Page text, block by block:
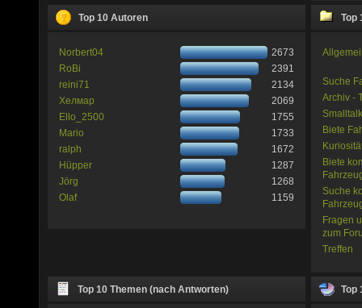
Top 10 Autoren
Norbert04
2673
RoBi
2391
reini71
2134
Хелмар
2069
Ello_2500
1755
Mario
1733
ralph
1672
Hüpper
1287
Jörg
1268
Olaf
1159
Top
Suche
Archiv -
Biete
Biete
Suche
Fragen
zum
Treffen
Top 10 Themen (nach Antworten) Top